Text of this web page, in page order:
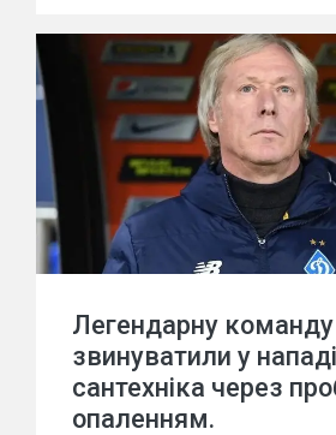
Легендарну
звинуватили у
сантехніка через
опаленням.